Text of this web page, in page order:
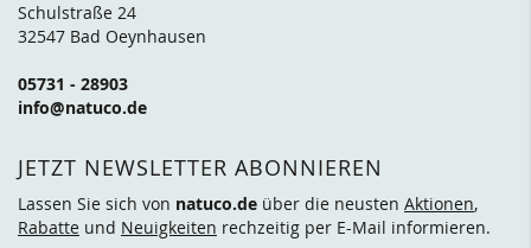
Schulstraße 24
32547 Bad Oeynhausen
05731 - 28903
info@natuco.de
JETZT NEWSLETTER ABONNIEREN
Lassen Sie sich von natuco.de über die neusten Aktionen,
Rabatte und Neuigkeiten rechzeitig per E-Mail informieren.